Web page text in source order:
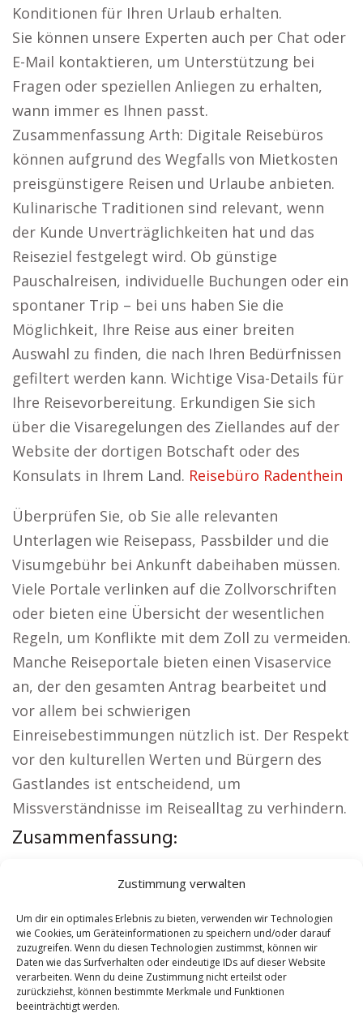
Zustimmung verwalten
Um dir ein optimales Erlebnis zu bieten, verwenden wir Technologien
wie Cookies, um Geräteinformationen zu speichern und/oder darauf
zuzugreifen. Wenn du diesen Technologien zustimmst, können wir
Daten wie das Surfverhalten oder eindeutige IDs auf dieser Website
verarbeiten. Wenn du deine Zustimmung nicht erteilst oder
zurückziehst, können bestimmte Merkmale und Funktionen
beeinträchtigt werden.
Konditionen für Ihren Urlaub erhalten.
Sie können unsere Experten auch per Chat oder
E-Mail kontaktieren, um Unterstützung bei
Fragen oder speziellen Anliegen zu erhalten,
wann immer es Ihnen passt.
Zusammenfassung Arth: Digitale Reisebüros
können aufgrund des Wegfalls von Mietkosten
preisgünstigere Reisen und Urlaube anbieten.
Kulinarische Traditionen sind relevant, wenn
der Kunde Unverträglichkeiten hat und das
Reiseziel festgelegt wird. Ob günstige
Pauschalreisen, individuelle Buchungen oder ein
spontaner Trip – bei uns haben Sie die
Möglichkeit, Ihre Reise aus einer breiten
Auswahl zu finden, die nach Ihren Bedürfnissen
gefiltert werden kann. Wichtige Visa-Details für
Ihre Reisevorbereitung. Erkundigen Sie sich
über die Visaregelungen des Ziellandes auf der
Website der dortigen Botschaft oder des
Konsulats in Ihrem Land. Reisebüro Radenthein
Überprüfen Sie, ob Sie alle relevanten
Unterlagen wie Reisepass, Passbilder und die
Visumgebühr bei Ankunft dabeihaben müssen.
Viele Portale verlinken auf die Zollvorschriften
oder bieten eine Übersicht der wesentlichen
Regeln, um Konflikte mit dem Zoll zu vermeiden.
Manche Reiseportale bieten einen Visaservice
an, der den gesamten Antrag bearbeitet und
vor allem bei schwierigen
Einreisebestimmungen nützlich ist. Der Respekt
vor den kulturellen Werten und Bürgern des
Gastlandes ist entscheidend, um
Missverständnisse im Reisealltag zu verhindern.
Zusammenfassung:
Sicherheitsdienst Arth|Versicherung Arth
Hundeschule Arth|Schamane Arth|Reisebüro
Arth
Contents [show]